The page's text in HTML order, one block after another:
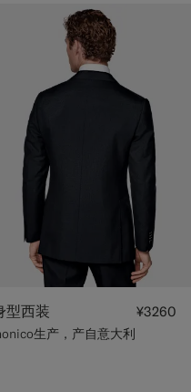
型西装
生产，产自意大利
¥3260